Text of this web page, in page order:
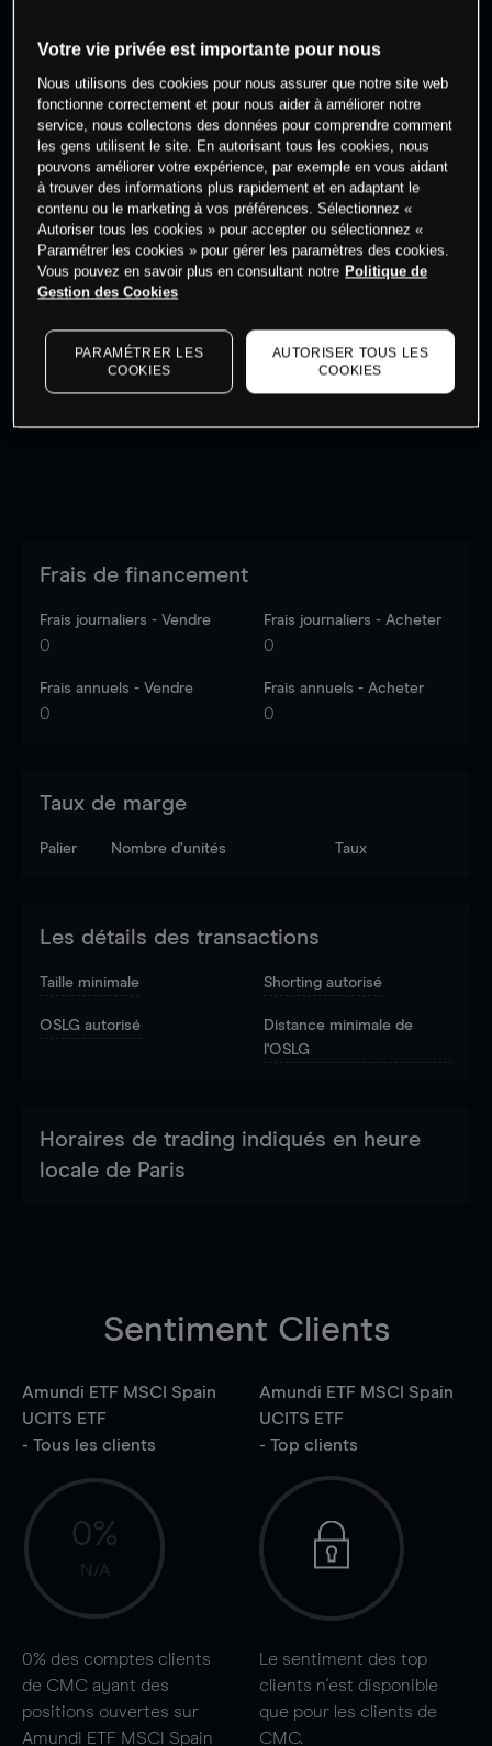
0% des clients ont une position àsur
cet actif
Commencez à trader
Les prix sont indicatifs.Connectez-vouspour voir les
dernières données du marché.Log into see latest
Frais de financement
Frais journaliers - Vendre
0
Frais journaliers - Acheter
0
Frais annuels - Vendre
0
Frais annuels - Acheter
0
Taux de marge
Palier Nombre d’unités Taux
Les détails des transactions
Taille minimale Shorting autorisé
OSLG autorisé
Distance minimale de
l'OSLG
Horaires de trading indiqués en heure
locale de Paris
Sentiment Clients
Amundi ETF MSCI Spain
UCITS ETF
- Tous les clients
0%
N/A
0% des comptes clients
de CMC ayant des
positions ouvertes sur
Amundi ETF MSCI Spain
Amundi ETF MSCI Spain
UCITS ETF
- Top clients
Le sentiment des top
clients n'est disponible
que pour les clients de
CMC.
Votre vie privée est importante pour nous
Nous utilisons des cookies pour nous assurer que notre site web
fonctionne correctement et pour nous aider à améliorer notre
service, nous collectons des données pour comprendre comment
les gens utilisent le site. En autorisant tous les cookies, nous
pouvons améliorer votre expérience, par exemple en vous aidant
à trouver des informations plus rapidement et en adaptant le
contenu ou le marketing à vos préférences. Sélectionnez «
Autoriser tous les cookies » pour accepter ou sélectionnez «
Paramétrer les cookies » pour gérer les paramètres des cookies.
Vous pouvez en savoir plus en consultant notre Politique de
Gestion des Cookies
PARAMÉTRER LES
COOKIES
AUTORISER TOUS LES
COOKIES